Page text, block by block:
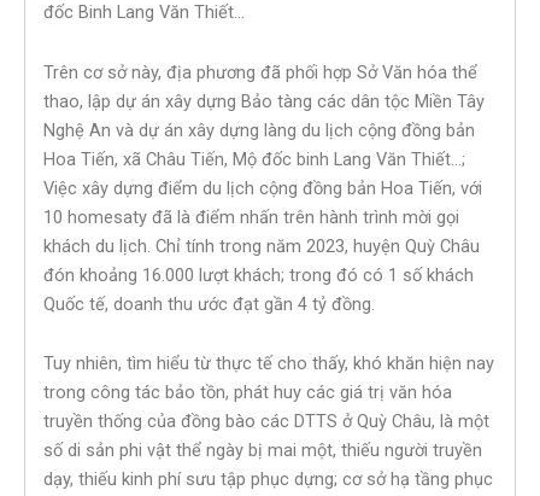
đốc Binh Lang Văn Thiết…
Trên cơ sở này, địa phương đã phối hợp Sở Văn hóa thể
thao, lập dự án xây dựng Bảo tàng các dân tộc Miền Tây
Nghệ An và dự án xây dựng làng du lịch cộng đồng bản
Hoa Tiến, xã Châu Tiến, Mộ đốc binh Lang Văn Thiết…;
Việc xây dựng điểm du lịch cộng đồng bản Hoa Tiến, với
10 homesaty đã là điểm nhấn trên hành trình mời gọi
khách du lịch. Chỉ tính trong năm 2023, huyện Quỳ Châu
đón khoảng 16.000 lượt khách; trong đó có 1 số khách
Quốc tế, doanh thu ước đạt gần 4 tỷ đồng.
Tuy nhiên, tìm hiểu từ thực tế cho thấy, khó khăn hiện nay
trong công tác bảo tồn, phát huy các giá trị văn hóa
truyền thống của đồng bào các DTTS ở Quỳ Châu, là một
số di sản phi vật thể ngày bị mai một, thiếu người truyền
dạy, thiếu kinh phí sưu tập phục dựng; cơ sở hạ tầng phục